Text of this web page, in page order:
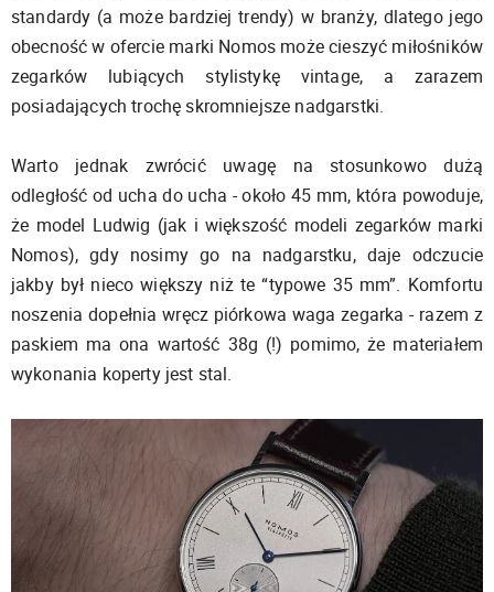
standardy (a może bardziej trendy) w branży, dlatego jego
obecność w ofercie marki Nomos może cieszyć miłośników
zegarków lubiących stylistykę vintage, a zarazem
posiadających trochę skromniejsze nadgarstki.
Warto jednak zwrócić uwagę na stosunkowo dużą
odległość od ucha do ucha - około 45 mm, która powoduje,
że model Ludwig (jak i większość modeli zegarków marki
Nomos), gdy nosimy go na nadgarstku, daje odczucie
jakby był nieco większy niż te “typowe 35 mm”. Komfortu
noszenia dopełnia wręcz piórkowa waga zegarka - razem z
paskiem ma ona wartość 38g (!) pomimo, że materiałem
wykonania koperty jest stal.